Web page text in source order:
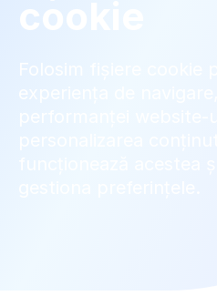
cookie
Folosim fișiere cookie
experiența de